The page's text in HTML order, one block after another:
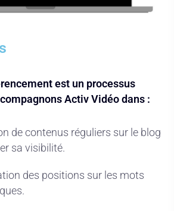
est un processus
Activ Vidéo dans :
de contenus réguliers sur le blog
sa visibilité.
des positions sur les mots